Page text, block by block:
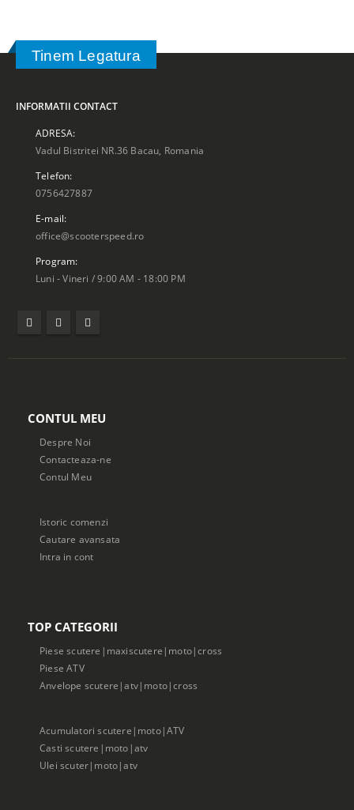
Tinem Legatura
INFORMATII CONTACT
ADRESA:
Vadul Bistritei NR.36 Bacau, Romania
Telefon:
0756427887
E-mail:
office@scooterspeed.ro
Program:
Luni - Vineri / 9:00 AM - 18:00 PM
CONTUL MEU
Despre Noi
Contacteaza-ne
Contul Meu
Istoric comenzi
Cautare avansata
Intra in cont
TOP CATEGORII
Piese scutere|maxiscutere|moto|cross
Piese ATV
Anvelope scutere|atv|moto|cross
Acumulatori scutere|moto|ATV
Casti scutere|moto|atv
Ulei scuter|moto|atv